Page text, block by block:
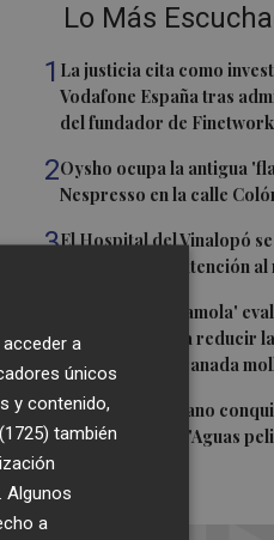
Lo Más
1 La justicia cita como
Vodafone España tras
del fundador de Finetwork
2Oysho ocupa la antigua
Nespresso en la calle
3El Hospital del Vinalopó
referente en la atención
El proyecto 'Gramola'
sostenibles para reducir
internas de la granada
5El talento murciano
Dagnino ilustra 'Aguas
a
únicos
y contenido,
también
Algunos
a